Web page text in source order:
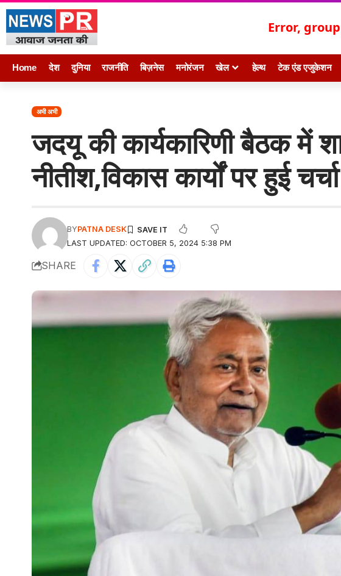
Error,
Home देश दुनिया राजनीति बिज़नेस मनोरंजन खेल हेल्थ टेक एंड एजुकेशन
अभी अभी
जदयू की कार्यकारिणी बैठक में
नीतीश,विकास कार्यों पर हुई चर्चा
LAST UPDATED: OCTOBER 5, 2024 5:38 PM
BYPATNA DESK
SHARE